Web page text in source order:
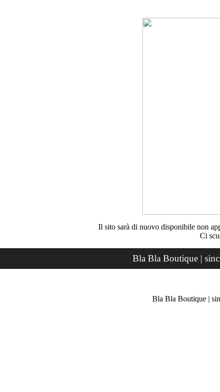
Il sito sarà di nuovo disponibile non
Ci
Bla Bla Boutique |
Bla Bla Boutique |